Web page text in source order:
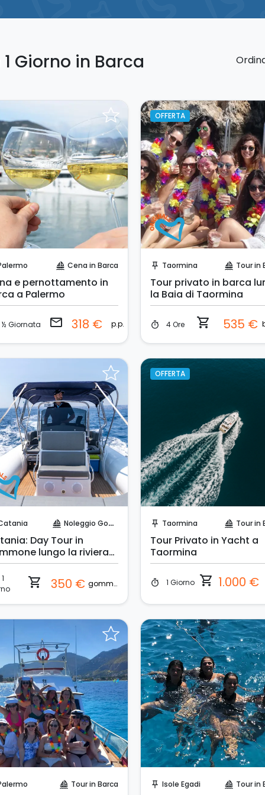
Giorno in Barca
sailing Cena in Barca
e pernottamento in
a Palermo
½ Giornata email 318 € p.p.
OFFERTA
push_pin Taormina sailing Tour in
Tour privato in barca
la Baia di Taormina
timer 4 Ore shopping_cart 535 €
sailing Noleggio Gommone
Day Tour in
lungo la riviera
Ciclopi
1
shopping_cart 350 € gommone
OFFERTA
push_pin Taormina sailing Tour in
Tour Privato in Yacht a
Taormina
timer 1 Giorno shopping_cart 1.000 €
sailing Tour in Barca push_pin Isole Egadi sailing Tour in